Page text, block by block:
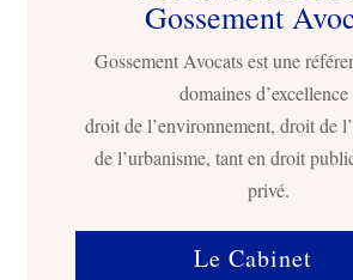
Gossement
Gossement Avocats est une
domaines d’excellence
droit de l’environnement, droit de
de l’urbanisme, tant en droit
privé.
Le Cabinet